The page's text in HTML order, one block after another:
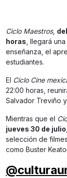
Ciclo Maestros,
horas , llegará
enseñanza, el
estudiantes.
El Ciclo Cine
22:00 horas,
Salvador Treviño
Mientras que el
jueves 30 de julio
selección de
como Buster